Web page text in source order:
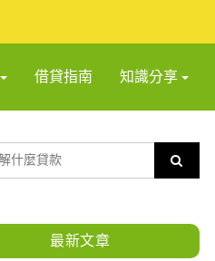
借貸指南 知識分享
最新文章